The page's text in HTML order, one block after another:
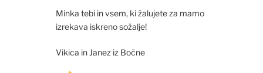
Minka tebi in vsem, ki žalujete za mamo
izrekava iskreno sožalje!
Vikica in Janez iz Bočne